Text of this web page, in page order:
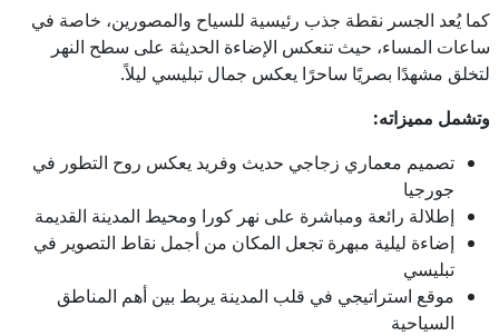
كما يُعد الجسر نقطة جذب رئيسية للسياح والمصورين، خاصة في
ساعات المساء، حيث تنعكس الإضاءة الحديثة على سطح النهر
لتخلق مشهدًا بصريًا ساحرًا يعكس جمال تبليسي ليلاً.
وتشمل مميزاته:
تصميم معماري زجاجي حديث وفريد يعكس روح التطور في
جورجيا
إطلالة رائعة ومباشرة على نهر كورا ومحيط المدينة القديمة
إضاءة ليلية مبهرة تجعل المكان من أجمل نقاط التصوير في
تبليسي
موقع استراتيجي في قلب المدينة يربط بين أهم المناطق
السياحية